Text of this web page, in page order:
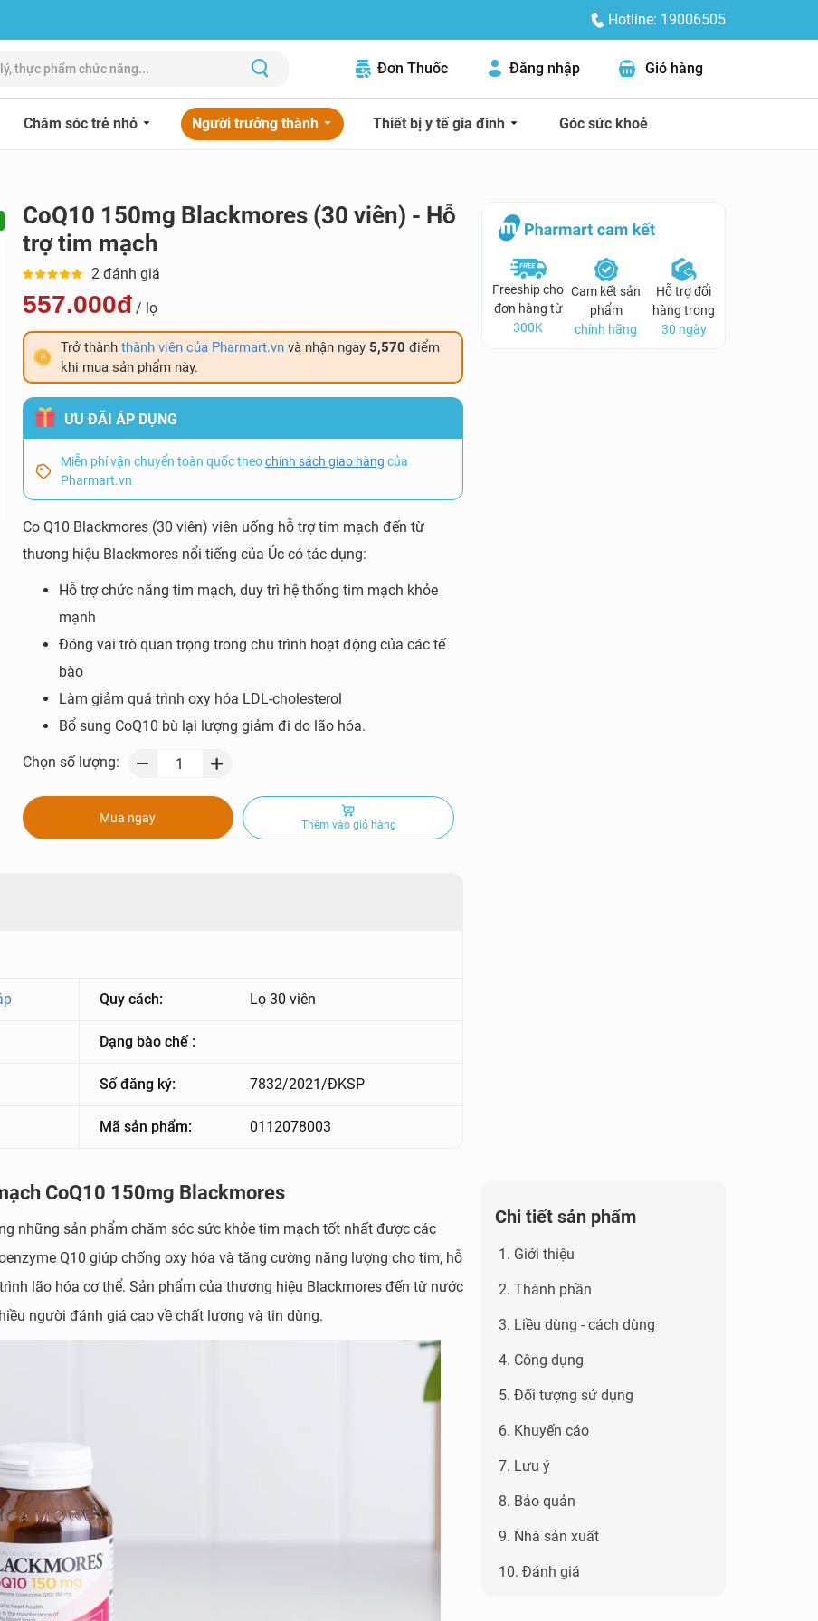
Hotline: 19006505
Đơn Thuốc Đăng nhập Giỏ hàng
Chăm sóc trẻ nhỏ Người trưởng thành Thiết bị y tế gia đình Góc sức khoẻ
CoQ10 150mg Blackmores (30 viên) - Hỗ
trợ tim mạch
2 đánh giá
557.000đ / lọ
Trở thành thành viên của Pharmart.vnvà nhận ngay 5,570 điểm
khi mua sản phẩm này.
ƯU ĐÃI ÁP DỤNG
Miễn phí vận chuyển toàn quốc theochính sách giao hàng của
Pharmart.vn
Co Q10 Blackmores (30 viên) viên uống hỗ trợ tim mạch đến từ
thương hiệu Blackmores nổi tiếng của Úc có tác dụng:
Hỗ trợ chức năng tim mạch, duy trì hệ thống tim mạch khỏe
mạnh
Đóng vai trò quan trọng trong chu trình hoạt động của các tế
bào
Làm giảm quá trình oxy hóa LDL-cholesterol
Bổ sung CoQ10 bù lại lượng giảm đi do lão hóa.
Chọn số lượng:
Mua ngay Thêm vào giỏ hàng
Quy cách: Lọ 30 viên
Dạng bào chế :
Số đăng ký: 7832/2021/ĐKSP
Mã sản phẩm: 0112078003
Freeship cho
đơn hàng từ
300K
Cam kết sản
phẩm
chính hãng
Hỗ trợ đổi
hàng trong
30 ngày
CoQ10 150mg Blackmores
những sản phẩm chăm sóc sức khỏe tim mạch tốt nhất được các
Q10 giúp chống oxy hóa và tăng cường năng lượng cho tim, hỗ
lão hóa cơ thể. Sản phẩm của thương hiệu Blackmores đến từ nước
người đánh giá cao về chất lượng và tin dùng.
Chi tiết sản phẩm
1. Giới thiệu
2. Thành phần
3. Liều dùng - cách dùng
4. Công dụng
5. Đối tượng sử dụng
6. Khuyến cáo
7. Lưu ý
8. Bảo quản
9. Nhà sản xuất
10. Đánh giá